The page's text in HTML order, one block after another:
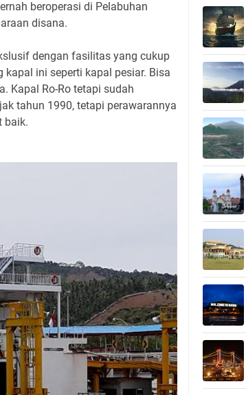
beroperasi di Pelabuhan
disana.
dengan fasilitas yang cukup
kapal ini seperti kapal pesiar. Bisa
Kapal Ro-Ro tetapi sudah
tahun 1990, tetapi perawarannya
baik.